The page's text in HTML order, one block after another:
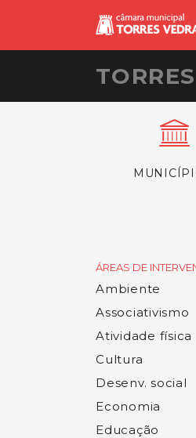
ÁREAS DE
Ambiente
Associativismo
Atividade física
Cultura
Desenv. social
Economia
Educação